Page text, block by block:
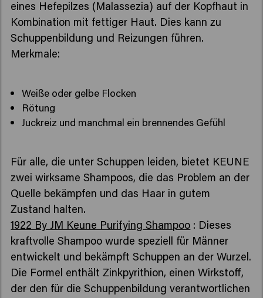
eines Hefepilzes (Malassezia) auf der Kopfhaut in
Kombination mit fettiger Haut. Dies kann zu
Schuppenbildung und Reizungen führen.
Merkmale:
Weiße oder gelbe Flocken
Rötung
Juckreiz und manchmal ein brennendes Gefühl
Für alle, die unter Schuppen leiden, bietet KEUNE
zwei wirksame Shampoos, die das Problem an der
Quelle bekämpfen und das Haar in gutem
Zustand halten.
1922 By JM Keune Purifying Shampoo : Dieses
kraftvolle Shampoo wurde speziell für Männer
entwickelt und bekämpft Schuppen an der Wurzel.
Die Formel enthält Zinkpyrithion, einen Wirkstoff,
der den für die Schuppenbildung verantwortlichen